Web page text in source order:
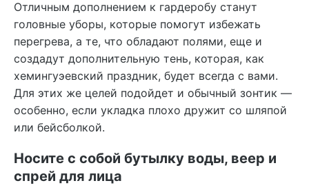
Отличным дополнением к гардеробу станут
головные уборы, которые помогут избежать
перегрева, а те, что обладают полями, еще и
создадут дополнительную тень, которая, как
хемингуэевский праздник, будет всегда с вами.
Для этих же целей подойдет и обычный зонтик —
особенно, если укладка плохо дружит со шляпой
или бейсболкой.
Носите с собой бутылку воды, веер и
спрей для лица